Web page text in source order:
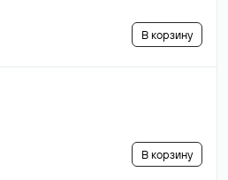
В корзину
В корзину